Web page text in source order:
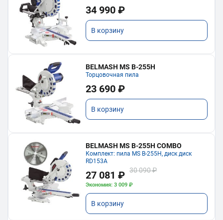
34 990 ₽
В корзину
BELMASH MS B-255H
Торцовочная пила
23 690 ₽
В корзину
BELMASH MS B-255H COMBO
Комплект: пила MS B-255H, диск диск
RD153A
27 081 ₽ 30 090 ₽
Экономия: 3 009 ₽
В корзину